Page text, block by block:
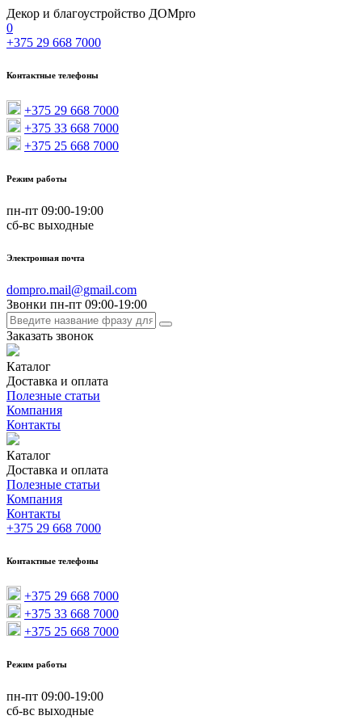
Декор и благоустройство ДОМpro
0
+375 29 668 7000
Контактные телефоны
+375 29 668 7000
+375 33 668 7000
+375 25 668 7000
Режим работы
пн-пт 09:00-19:00
сб-вс выходные
Электронная почта
dompro.mail@gmail.com
Звонки пн-пт 09:00-19:00
Заказать звонок
Каталог
Вазоны
Цветочницы бетонные
Большие цветочницы
Круглые цветочницы
Квадратные цветочницы
Прямоугольные цветочницы
Вазоны пластиковые
Вазоны круглые
Вазоны квадратные
Вазоны прямоугольные
МАФы
Урны для мусора
Урны бетонные
Урны пластиковые
Вставки в урну оцинкованные
Скамейки
Плитка тротуарная
Плитка тротуарная вибропрессованная
Доставка и оплата
Доставка Самовывоз
Полезные статьи
Компания
Контакты
Каталог
Вазоны
Цветочницы бетонные
Большие цветочницы
Круглые цветочницы
Прямоугольные цветочницы
Вазоны круглые
Вазоны квадратные
Вазоны прямоугольные
Вазоны подвесные
Урны бетонные
Урны пластиковые
Вставки в урну оцинкованные
Доставка и оплата
Доставка Самовывоз
Полезные статьи
Компания
Контакты
+375 29 668 7000
Контактные телефоны
+375 29 668 7000
+375 33 668 7000
+375 25 668 7000
Режим работы
пн-пт 09:00-19:00
сб-вс выходные